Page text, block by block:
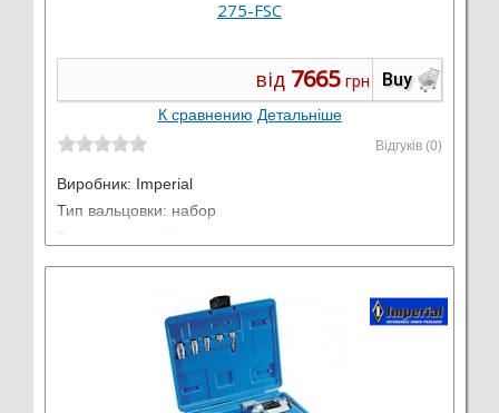
275-FSC
Buy
від 7665 грн
К сравнению Детальніше
Відгуків (0)
Виробник: Imperial
Тип вальцовки: набор